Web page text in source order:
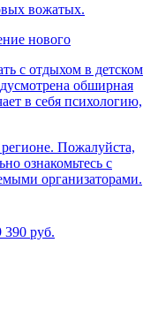
вожатых.
нового
с отдыхом в детском
обширная
в себя психологию,
Пожалуйста,
ознакомьтесь с
организаторами.
390 руб.